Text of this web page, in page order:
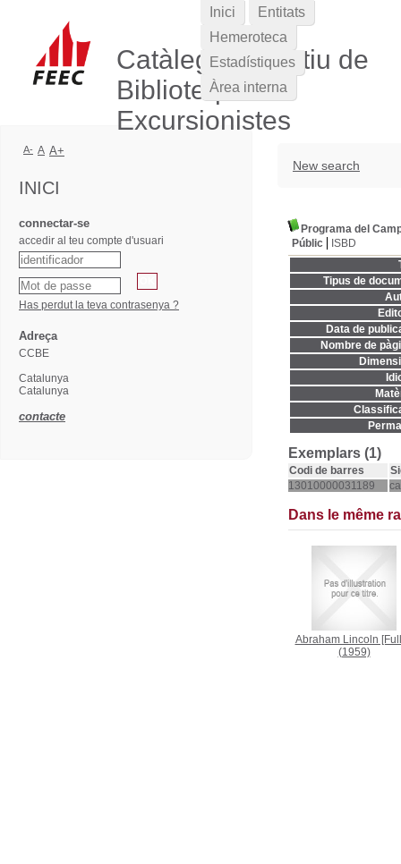
Catàleg Col·lectiu de
Biblioteques
Excursionistes
New search
Programa del
Públic
ISBD
Tipus de
Data de
Nombre de
Exemplars (1)
Codi de barres
13010000031189
Dans le même
Abraham Lincoln
(1959)
Inici
Entitats
Hemeroteca
Estadístiques
Àrea interna
A- A A+
INICI
connectar-se
accedir al teu compte d'usuari
Has perdut la teva contrasenya ?
Adreça
CCBE
Catalunya
Catalunya
contacte